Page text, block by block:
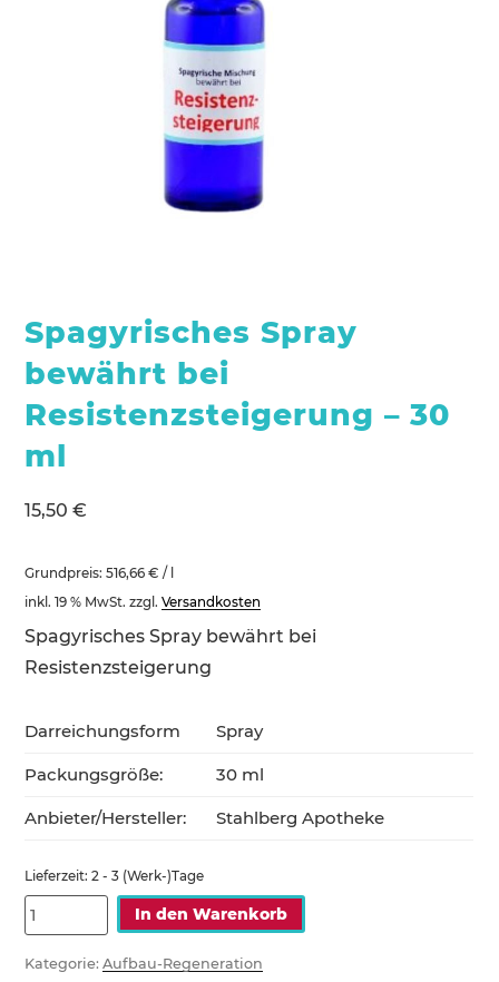
Spagyrisches Spray
bewährt bei
Resistenzsteigerung – 30
ml
15,50€
Grundpreis:516,66€ /
inkl. 19 % MwSt. zzgl.Versandkosten
Spagyrisches Spray bewährt bei
Resistenzsteigerung
Darreichungsform Spray
Packungsgröße: 30 ml
Anbieter/Hersteller: Stahlberg Apotheke
Lieferzeit:2 - 3 (Werk-)Tage
Spagyrisches
Spray
bewährt
In den Warenkorb
Kategorie:Aufbau-Regeneration